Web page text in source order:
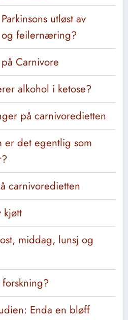
utløst av
og feilernæring?
Carnivore
alkohol i ketose?
på carnivoredietten
er det egentlig som
carnivoredietten
kjøtt
middag, lunsj og
Enda en bløff